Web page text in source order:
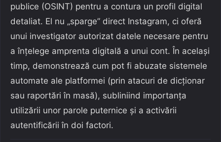
publice (OSINT) pentru a contura un profil digital
detaliat. El nu „sparge” direct Instagram, ci oferă
unui investigator autorizat datele necesare pentru
a înțelege amprenta digitală a unui cont. În același
timp, demonstrează cum pot fi abuzate sistemele
automate ale platformei (prin atacuri de dicționar
sau raportări în masă), subliniind importanța
utilizării unor parole puternice și a activării
autentificării în doi factori.